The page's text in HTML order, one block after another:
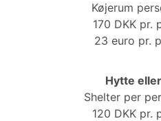
Køjerum
170 DKK pr.
23 euro pr.
Hytte
Shelter per
120 DKK pr.